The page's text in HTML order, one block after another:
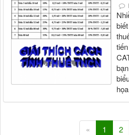
họa
« 1 2